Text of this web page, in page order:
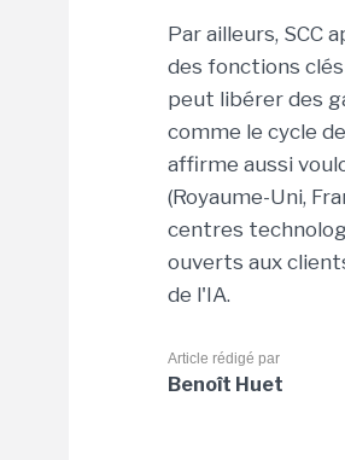
Par ailleurs, SCC
des fonctions
peut libérer des
comme le cycle
affirme aussi
(Royaume-Uni,
centres
ouverts aux
de l'IA.
Article rédigé par
Benoît Huet